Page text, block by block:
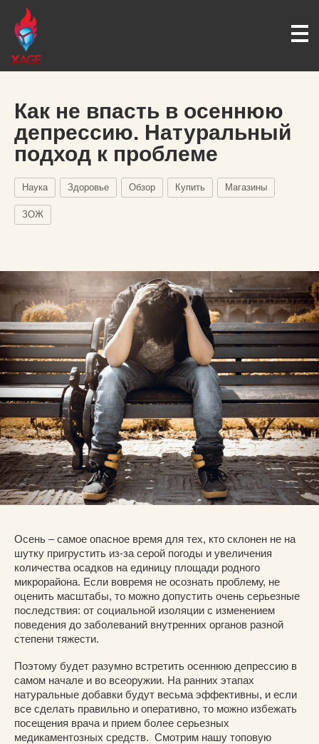
Как не впасть в осеннюю
депрессию. Натуральный
подход к проблеме
Наука Здоровье Обзор Купить Магазины
ЗОЖ
Осень – самое опасное время для тех, кто склонен не на
шутку пригрустить из-за серой погоды и увеличения
количества осадков на единицу площади родного
микрорайона. Если вовремя не осознать проблему, не
оценить масштабы, то можно допустить очень серьезные
последствия: от социальной изоляции с изменением
поведения до заболеваний внутренних органов разной
степени тяжести.
Поэтому будет разумно встретить осеннюю депрессию в
самом начале и во всеоружии. На ранних этапах
натуральные добавки будут весьма эффективны, и если
все сделать правильно и оперативно, то можно избежать
посещения врача и прием более серьезных
медикаментозных средств. Смотрим нашу топовую